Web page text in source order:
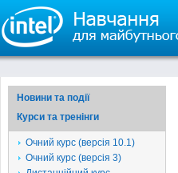
Новини та події
Курси та тренінги
Очний курс (версія 10.1)
Очний курс (версія 3)